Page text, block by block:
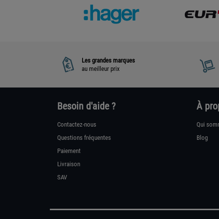
Les grandes marques
au meilleur prix
Besoin d'aide ?
Contactez-nous
Questions fréquentes
Paiement
Livraison
SAV
À
Qui
Blog